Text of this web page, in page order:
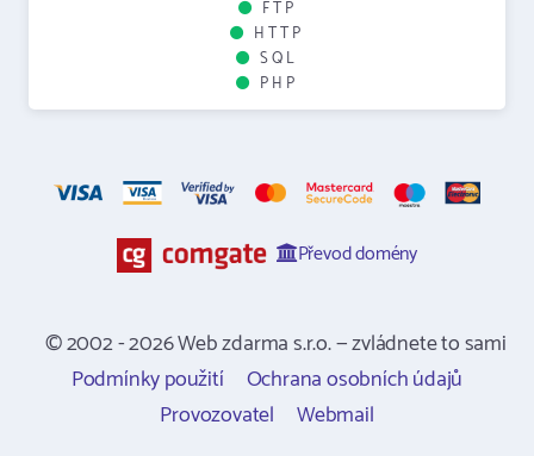
FTP
HTTP
SQL
PHP
Převod domény
© 2002 - 2026 Web zdarma s.r.o. — zvládnete to sami
Podmínky použití
Ochrana osobních údajů
Provozovatel
Webmail